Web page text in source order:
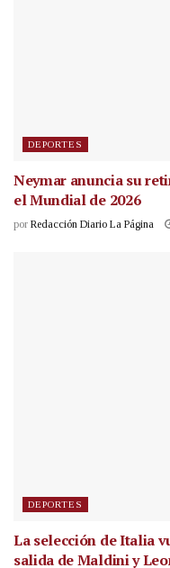
DEPORTES
Neymar anuncia su
el Mundial de 2026
por Redacción Diario La Página
DEPORTES
La selección de Italia
salida de Maldini y